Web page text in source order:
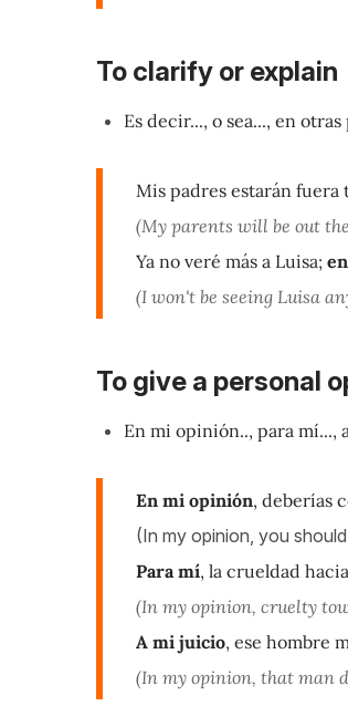
To clarify or explain
Es decir..., o sea..., en otras
Mis padres estarán fuera
(My parents will be out
Ya no veré más a Luisa;
(I won't be seeing Luisa
To give a personal
En mi opinión.., para mí...,
En mi opinión, deberías
(In my opinion, you
Para mí, la crueldad
(In my opinion, cruelty
A mi juicio, ese hombre
(In my opinion, that man